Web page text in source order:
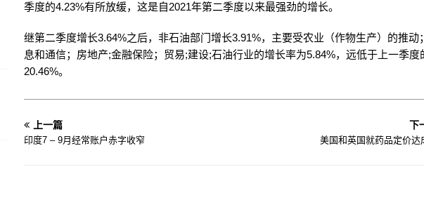
季度的4.23%有所放缓，这是自2021年第二季度以来最强劲的增长。
继第二季度增长3.64%之后，非石油部门增长3.91%，主要受农业（作物生产）的推动
息和通信；房地产;金融保险；贸易;建设;石油行业的增长率为5.84%，远低于上一季度
20.46%。
上一篇
印度7 – 9月经常账户赤字收窄
下
美国和英国就药品定价达